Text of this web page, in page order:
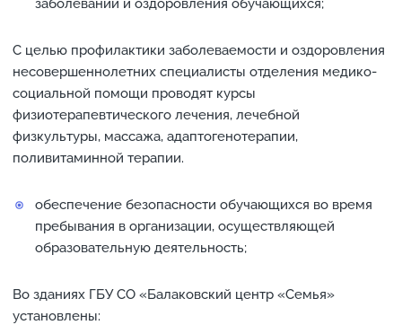
заболеваний и оздоровления обучающихся;
С целью профилактики заболеваемости и оздоровления
несовершеннолетних специалисты отделения медико-
социальной помощи проводят курсы
физиотерапевтического лечения, лечебной
физкультуры, массажа, адаптогенотерапии,
поливитаминной терапии.
обеспечение безопасности обучающихся во время
пребывания в организации, осуществляющей
образовательную деятельность;
Во зданиях ГБУ СО «Балаковский центр «Семья»
установлены: